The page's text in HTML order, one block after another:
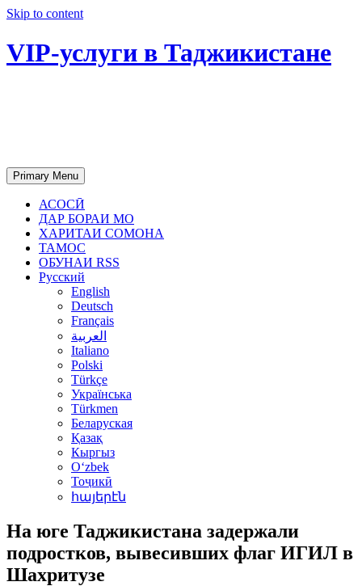
Skip to content
VIP-услуги в Таджикистане
Primary Menu
АСОСӢ
ДАР БОРАИ МО
ХАРИТАИ СОМОНА
ТАМОС
ОБУНАИ RSS
Русский
English
Deutsch
Français
العربية
Italiano
Polski
Türkçe
Українська
Türkmen
Беларуская
Қазақ
Кыргыз
Oʻzbek
Тоҷикӣ
հայերէն
На юге Таджикистана задержали
подростков, вывесивших флаг ИГИЛ в
Шахритузе